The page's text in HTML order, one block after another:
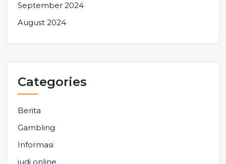
September 2024
August 2024
Categories
Berita
Gambling
Informasi
judi online